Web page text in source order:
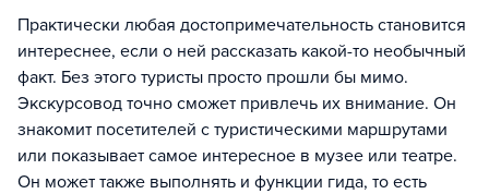
Практически любая достопримечательность становится
интереснее, если о ней рассказать какой-то необычный
факт. Без этого туристы просто прошли бы мимо.
Экскурсовод точно сможет привлечь их внимание. Он
знакомит посетителей с туристическими маршрутами
или показывает самое интересное в музее или театре.
Он может также выполнять и функции гида, то есть